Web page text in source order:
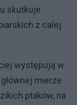
skutkuje
z całej
występują w
mierze
ptaków, na